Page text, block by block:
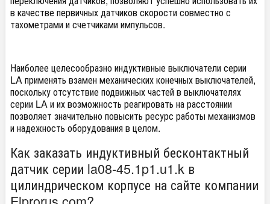
в качестве первичных датчиков скорости совместно с
тахометрами и счетчиками импульсов.
Наиболее целесообразно индуктивные выключатели серии
LA применять взамен механических конечных выключателей,
поскольку отсутствие подвижных частей в выключателях
серии LA и их возможность реагировать на расстоянии
позволяет значительно повысить ресурс работы механизмов
и надежность оборудования в целом.
Как заказать индуктивный бесконтактный
датчик серии la08-45.1p1.u1.k в
цилиндрическом корпусе на сайте компании